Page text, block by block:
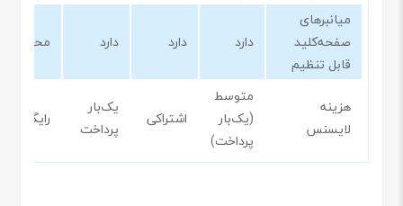
میانبرهای
صفحه‌کلید
قابل تنظیم
دارد دارد دارد محدود
هزینه
لایسنس
متوسط
(یک‌بار
پرداخت)
اشتراکی
یک‌بار
پرداخت
رایگان